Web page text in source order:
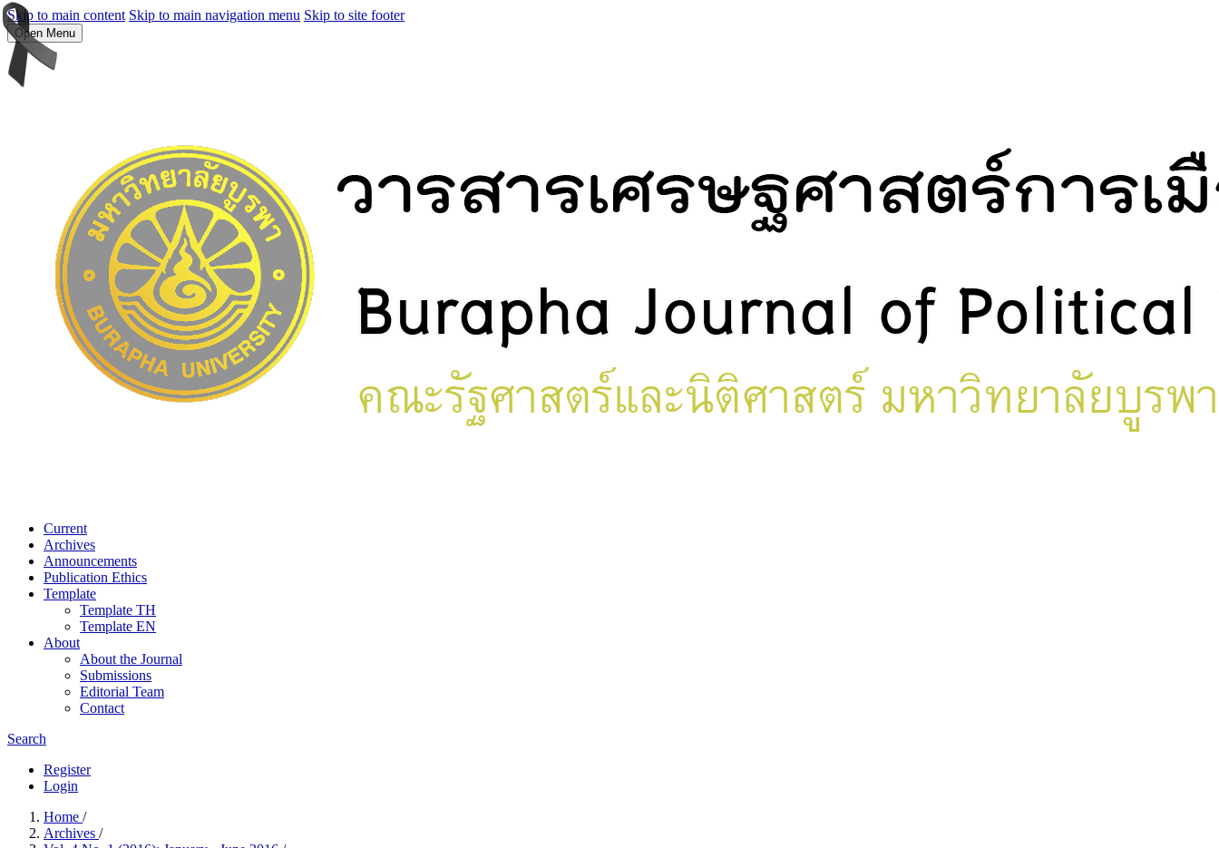
Skip to main content Skip to main navigation menu Skip to site footer
Open Menu
Current
Archives
Announcements
Publication Ethics
Template
Template TH
Template EN
About
About the Journal
Submissions
Editorial Team
Contact
Search
Register
Login
Home /
Archives /